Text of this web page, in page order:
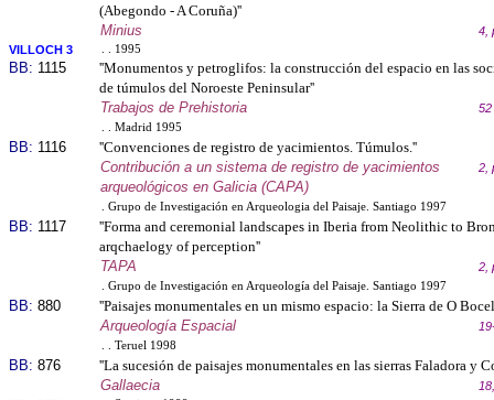
(Abegondo - A Coruña)''
Minius
4,
VILLOCH 3
. . 1995
BB: 1115
''Monumentos y petroglifos: la construcción del espacio en las
de túmulos del Noroeste Peninsular''
Trabajos de Prehistoria
52
. . Madrid 1995
BB: 1116
''Convenciones de registro de yacimientos. Túmulos.''
Contribución a un sistema de registro de yacimientos
2,
arqueológicos en Galicia (CAPA)
. Grupo de Investigación en Arqueologia del Paisaje. Santiago 1997
BB: 1117
''Forma and ceremonial landscapes in Iberia from Neolithic to
arqchaelogy of perception''
TAPA
2,
. Grupo de Investigación en Arqueología del Paisaje. Santiago 1997
BB: 880
''Paisajes monumentales en un mismo espacio: la Sierra de O
Arqueología Espacial
. . Teruel 1998
BB: 876
''La sucesión de paisajes monumentales en las sierras Faladora y
Gallaecia